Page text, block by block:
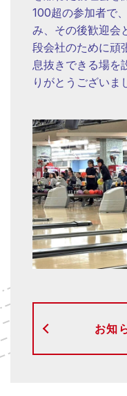
100超の参加者で
み、その後歓迎会
段会社のために頑
息抜きできる場を
りがとうございま
お知